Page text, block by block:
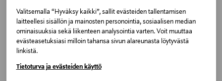
Valitsemalla “Hyväksy kaikki”, sallit evästeiden tallentamisen
laitteellesi sisällön ja mainosten personointia, sosiaalisen median
ominaisuuksia sekä liikenteen analysointia varten. Voit muuttaa
evästeasetuksiasi milloin tahansa sivun alareunasta löytyvästä
linkistä.
Tietoturva ja evästeiden käyttö
69 % puuvilla, 29 % viskoosi, 2 % elastaani
Pesuohjeet